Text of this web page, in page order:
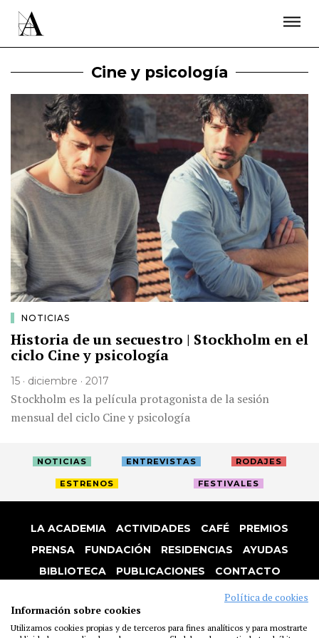
Cine y psicología
NOTICIAS
Historia de un secuestro | Stockholm en el
ciclo Cine y psicología
15 · diciembre · 2017
Stockholm es la película protagonista de la sesión
mensual del ciclo Cine y psicología
NOTICIAS ENTREVISTAS RODAJES
ESTRENOS FESTIVALES
LA ACADEMIA ACTIVIDADES CAFÉ
PREMIOS
PRENSA
FUNDACIÓN RESIDENCIAS
AYUDAS
BIBLIOTECA
PUBLICACIONES
CONTACTO
COOKIES
RESIDENCIAS
ÚNETE A LA ACADEMIA DE CINE
PRENSA
NEWSLETTER
Política de cookies
Información sobre cookies
Utilizamos cookies propias y de terceros para fines analíticos y para mostrarte